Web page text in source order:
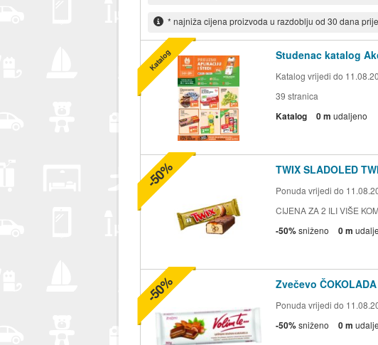
* najniža cijena proizvoda u razdoblju od 30 dana
Studenac katalog
Katalog vrijedi do
39 stranica
Katalog 0 m udaljeno
Katalog
TWIX SLADOLED
Ponuda vrijedi do
CIJENA ZA 2 ILI VIŠE KOM
-50%sniženo 0 m
-50%
Zvečevo
Ponuda vrijedi do
-50%sniženo 0 m
-50%